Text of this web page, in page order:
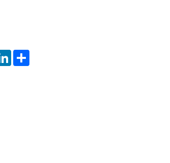
LinkedIn